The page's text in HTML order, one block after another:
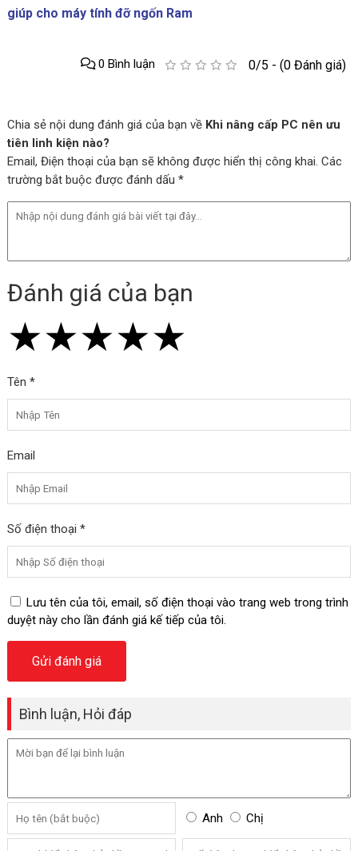
giúp cho máy tính đỡ ngốn Ram
0/5 - (0 Đánh giá)
0 Bình luận
Chia sẻ nội dung đánh giá của bạn về Khi nâng cấp PC nên ưu
tiên linh kiện nào?
Email, Điện thoại của bạn sẽ không được hiển thị công khai. Các
trường bắt buộc được đánh dấu *
Đánh giá của bạn
★
★★
★★★
★★★★
★★★★★
Tên *
Email
Số điện thoại *
Lưu tên của tôi, email, số điện thoại vào trang web trong trình
duyệt này cho lần đánh giá kế tiếp của tôi.
Bình luận, Hỏi đáp
Anh Chị